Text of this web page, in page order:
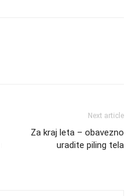
Next article
Za kraj leta – obavezno
uradite piling tela